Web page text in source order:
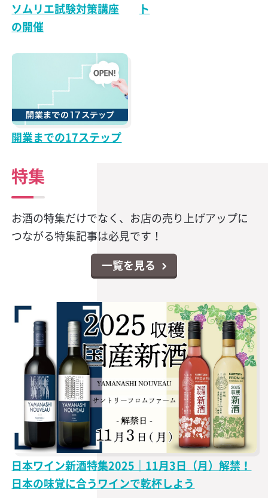
ソムリエ試験対策講座
の開催
ト
開業までの17ステップ
特集
お酒の特集だけでなく、お店の売り上げアップに
つながる特集記事は必見です！
一覧を見る
日本ワイン新酒特集2025｜11月3日（月）解禁！
日本の味覚に合うワインで乾杯しよう